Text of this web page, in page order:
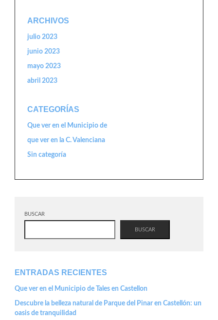
ARCHIVOS
julio 2023
junio 2023
mayo 2023
abril 2023
CATEGORÍAS
Que ver en el Municipio de
que ver en la C. Valenciana
Sin categoría
BUSCAR
BUSCAR
ENTRADAS RECIENTES
Que ver en el Municipio de Tales en Castellon
Descubre la belleza natural de Parque del Pinar en Castellón: un
oasis de tranquilidad